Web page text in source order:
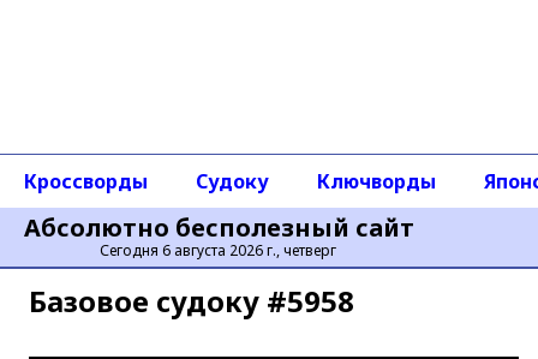
Абсолютно бесполезный сайт
Сегодня 6 августа 2026 г., четверг
Кроссворды Судоку Ключворды
Базовое cудоку #5958